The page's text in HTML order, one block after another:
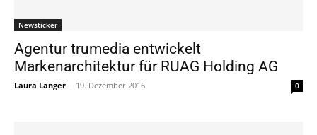
Newsticker
Agentur trumedia entwickelt
Markenarchitektur für RUAG Holding AG
Laura Langer - 19. Dezember 2016 0